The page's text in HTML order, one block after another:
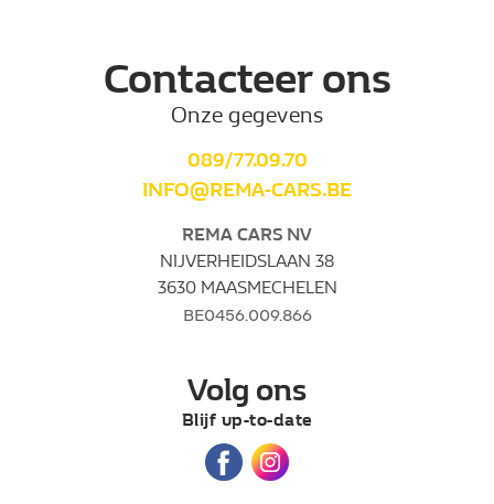
Contacteer ons
Onze gegevens
089/77.09.70
INFO@REMA-CARS.BE
REMA CARS NV
NIJVERHEIDSLAAN 38
3630 MAASMECHELEN
BE0456.009.866
Volg ons
Blijf up-to-date